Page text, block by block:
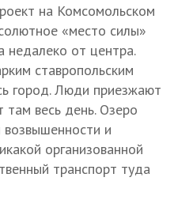
на Комсомольском
«место силы»
недалеко от центра.
ставропольским
город. Люди приезжают
весь день. Озеро
и
организованной
транспорт туда